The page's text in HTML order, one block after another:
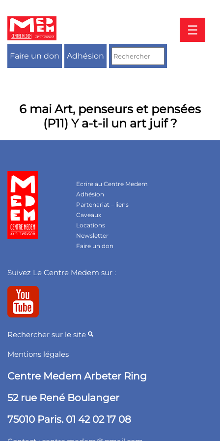
contenu
☰
Faire un don Adhésion
6 mai Art, penseurs et pensées
(P11) Y a-t-il un art juif ?
Ecrire au Centre Medem
Adhésion
Partenariat – liens
Caveaux
Locations
Newsletter
Faire un don
Suivez Le Centre Medem sur :
Rechercher sur le site
Mentions légales
Centre Medem Arbeter Ring
52 rue René Boulanger
75010 Paris. 01 42 02 17 08